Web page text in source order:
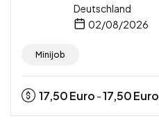
Deutschland
02/08/2026
Minijob
17,50Euro -17,50Euro